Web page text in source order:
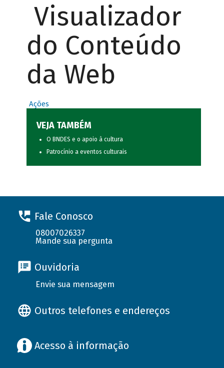
Visualizador
do Conteúdo
da Web
Ações
VEJA TAMBÉM
O BNDES e o apoio à cultura
Patrocínio a eventos culturais
Fale Conosco
08007026337
Mande sua pergunta
Ouvidoria
Envie sua mensagem
Outros telefones e endereços
Acesso à informação